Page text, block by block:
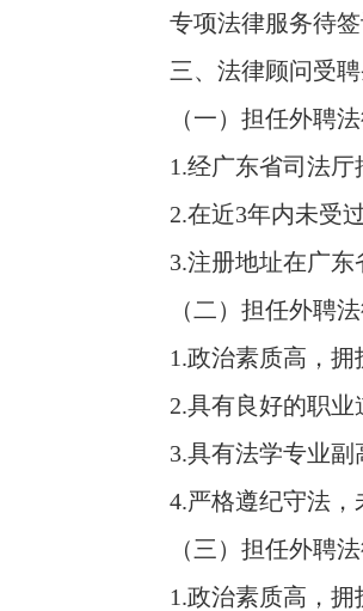
专项法律服务待签
三、法律顾问受聘
（一）担任外聘法
1.经广东省司法厅
2.在近3年内未受过
3.注册地址在广东
（二）担任外聘法
1.政治素质高，拥
2.具有良好的职业
3.具有法学专业副高
4.严格遵纪守法，
（三）担任外聘法
1.政治素质高，拥